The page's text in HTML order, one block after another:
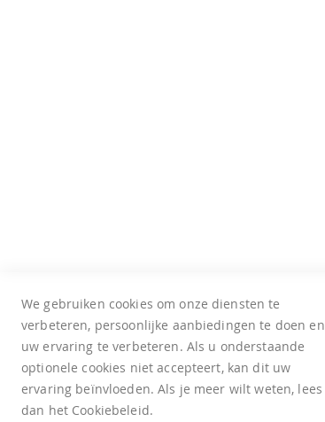
Retour aanmelden
We gebruiken cookies om onze diensten te
verbeteren, persoonlijke aanbiedingen te doen en
uw ervaring te verbeteren. Als u onderstaande
optionele cookies niet accepteert, kan dit uw
ervaring beïnvloeden. Als je meer wilt weten, lees
dan het Cookiebeleid.